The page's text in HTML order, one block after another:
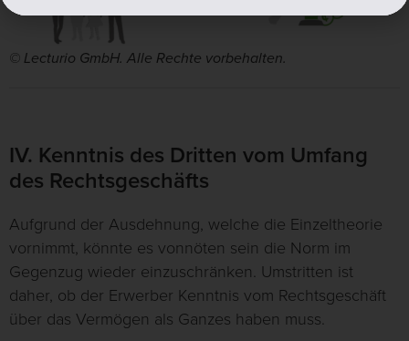
© Lecturio GmbH. Alle Rechte vorbehalten.
IV. Kenntnis des Dritten vom Umfang
des Rechtsgeschäfts
Aufgrund der Ausdehnung, welche die Einzeltheorie
vornimmt, könnte es vonnöten sein die Norm im
Gegenzug wieder einzuschränken. Umstritten ist
daher, ob der Erwerber Kenntnis vom Rechtsgeschäft
über das Vermögen als Ganzes haben muss.